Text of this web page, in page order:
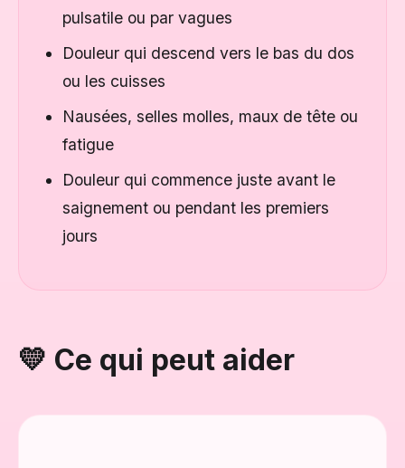
pulsatile ou par vagues
Douleur qui descend vers le bas du dos
ou les cuisses
Nausées, selles molles, maux de tête ou
fatigue
Douleur qui commence juste avant le
saignement ou pendant les premiers
jours
💛 Ce qui peut aider